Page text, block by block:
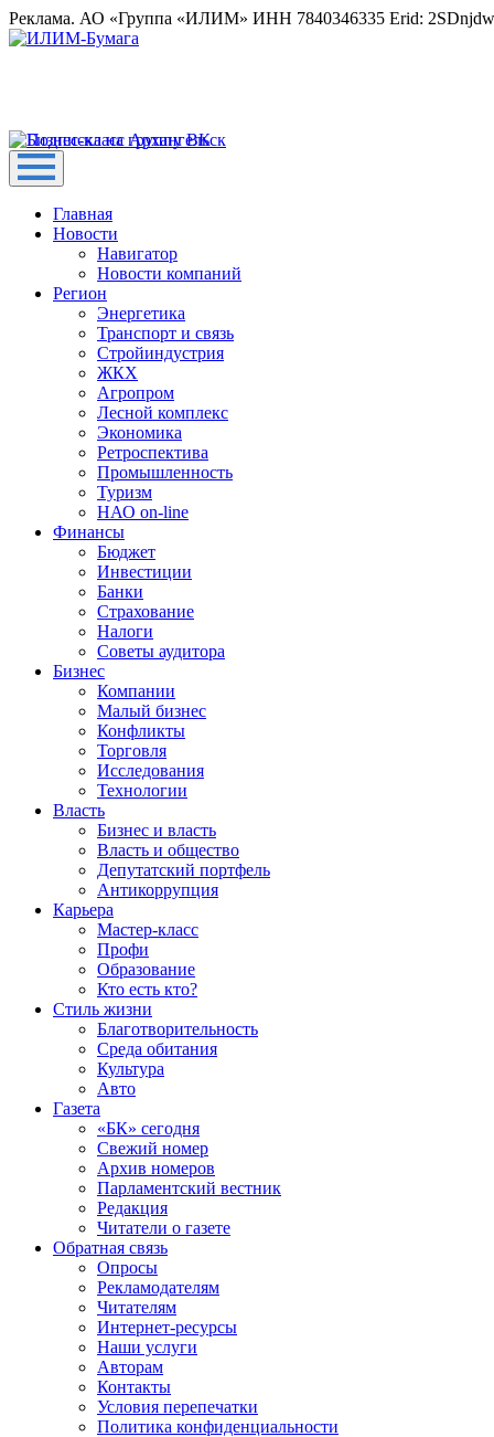
Реклама. АО «Группа «ИЛИМ» ИНН 7840346335 Erid:
Главная
Новости
Навигатор
Новости компаний
Регион
Энергетика
Транспорт и связь
Стройиндустрия
ЖКХ
Агропром
Лесной комплекс
Экономика
Ретроспектива
Промышленность
Туризм
НАО on-line
Финансы
Бюджет
Инвестиции
Банки
Страхование
Налоги
Советы аудитора
Бизнес
Компании
Малый бизнес
Конфликты
Торговля
Исследования
Технологии
Власть
Бизнес и власть
Власть и общество
Депутатский портфель
Антикоррупция
Карьера
Мастер-класс
Профи
Образование
Кто есть кто?
Стиль жизни
Благотворительность
Среда обитания
Культура
Авто
Газета
«БК» сегодня
Свежий номер
Архив номеров
Парламентский вестник
Редакция
Читатели о газете
Обратная связь
Опросы
Рекламодателям
Читателям
Интернет-ресурсы
Наши услуги
Авторам
Контакты
Условия перепечатки
Политика конфиденциальности